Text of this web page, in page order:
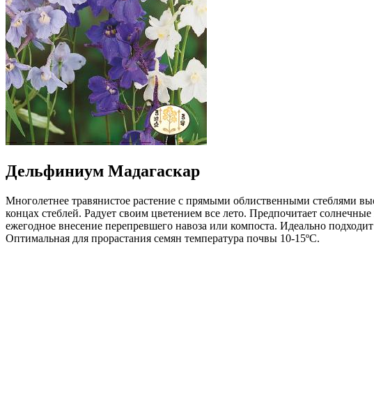
Дельфиниум Мадагаскар
Многолетнее травянистое растение с прямыми облиственными стеблями
концах стеблей. Радует своим цветением все лето. Предпочитает
ежегодное внесение перепревшего навоза или компоста. Идеально
Оптимальная для прорастания семян температура почвы 10-15ºС.